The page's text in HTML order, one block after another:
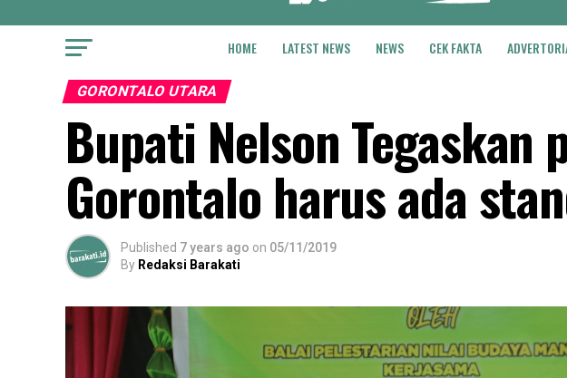
HOME LATEST NEWS NEWS CEK FAKTA
GORONTALO UTARA
Bupati Nelson Tegaskan
Gorontalo harus ada
Published 7 years ago on 05/11/2019
By Redaksi Barakati